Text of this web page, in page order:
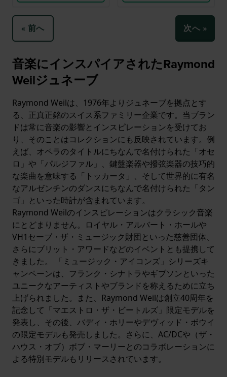
« 前へ 次へ »
音楽にインスパイアされたRaymond
Weilジュネーブ
Raymond Weilは、1976年よりジュネーブを拠点とす
る、正真正銘のスイス系ファミリー企業です。当ブラン
ドは常に音楽の影響とインスピレーションを受けてお
り、そのことはコレクションにも反映されています。例
えば、オペラのタイトルにちなんで名付けられた「オセ
ロ」や「パルジファル」、鍵盤楽器や撥弦楽器の技巧的
な楽曲を意味する「トッカータ」、そして世界的に有名
なアルゼンチンのダンスにちなんで名付けられた「タン
ゴ」といった時計が含まれています。
Raymond Weilのインスピレーションはクラシック音楽
にとどまりません。ロイヤル・アルバート・ホールや
VH1セーブ・ザ・ミュージック財団といった慈善団体、
さらにブリット・アワードなどのイベントとも提携して
きました。 「ミュージック・アイコンズ」シリーズキ
ャンペーンは、フランク・シナトラやギブソンといった
ユニークなアーティストやブランドを称えるために立ち
上げられました。また、Raymond Weilは創立40周年を
記念して「マエストロ・ザ・ビートルズ」限定モデルを
発表し、その後、バディ・ホリーやデヴィッド・ボウイ
の限定モデルも発売しました。さらに、AC/DCや（ザ・
ハウス・オブ）ボブ・マーリーとのコラボレーションに
よる特別モデルもリリースされています。